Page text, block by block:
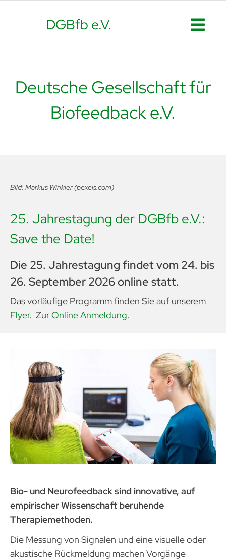
DGBfb e.V.
Start
Kontakt
Zu
Zu
Deutsche Gesellschaft für
Biofeedback e.V.
Bild: Markus Winkler (pexels.com)
25. Jahrestagung der DGBfb e.V.:
Save the Date!
Die 25. Jahrestagung findet vom 24. bis
26. September 2026 online statt.
Das vorläufige Programm finden Sie auf unserem
Flyer. ZurOnline Anmeldung.
Bio- und Neurofeedback sind innovative, auf
empirischer Wissenschaft beruhende
Therapiemethoden.
Die Messung von Signalen und eine visuelle oder
akustische Rückmeldung machen Vorgänge